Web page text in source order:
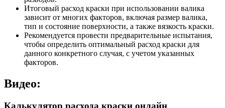
Итоговый расход краски при использовании валика
зависит от многих факторов, включая размер валика,
тип и состояние поверхности, а также вязкость краски.
Рекомендуется провести предварительные испытания,
чтобы определить оптимальный расход краски для
данного конкретного случая, с учетом указанных
факторов.
Видео:
Калькулятор расхода краски онлайн